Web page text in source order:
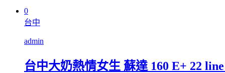
0
台中
admin
台中大奶熱情女生 蘇達 160 E+ 22